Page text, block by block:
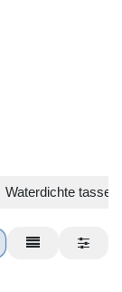
Waterdichte tassen